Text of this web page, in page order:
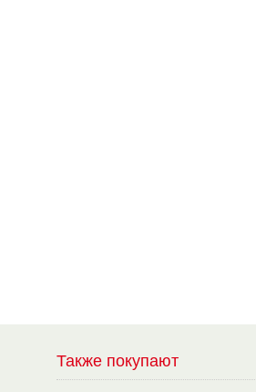
Также покупают